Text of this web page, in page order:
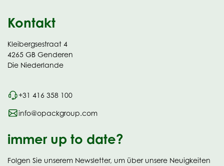
Kontakt
Kleibergsestraat 4
4265 GB Genderen
Die Niederlande
+31 416 358 100
info@opackgroup.com
immer up to date?
Folgen Sie unserem Newsletter, um über unsere Neuigkeiten